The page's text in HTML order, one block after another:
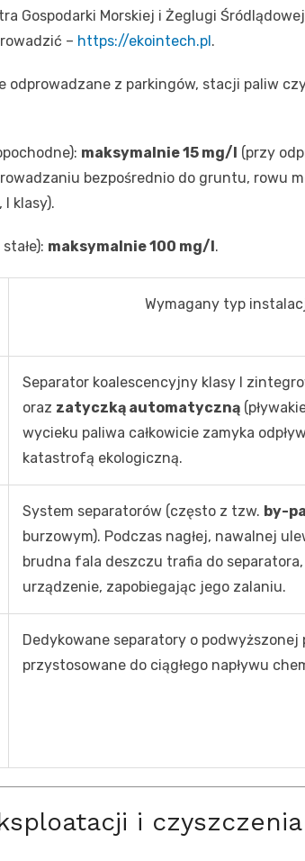
Gospodarki Morskiej i Żeglugi
– https://ekointech.pl.
odprowadzane z parkingów, stacji paliw
maksymalnie 15 mg/l (przy
bezpośrednio do gruntu, rowu
klasy).
maksymalnie 100 mg/l.
Wymagany typ
Separator koalescencyjny klasy I
oraz zatyczką automatyczną
wycieku paliwa całkowicie zamyka
katastrofą ekologiczną.
System separatorów (często z tzw. by-
burzowym). Podczas nagłej, nawalnej
brudna fala deszczu trafia do
urządzenie, zapobiegając jego zalaniu.
Dedykowane separatory o podwyższonej
przystosowane do ciągłego napływu
i czyszczenia